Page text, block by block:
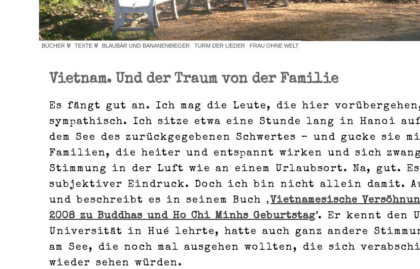
BÜCHER TEXTE BLAUBÄR UND BANANENBIEGER TURM DER LIEDER FRAU OHNE WELT
Vietnam. Und der Traum von der Familie
Es fängt gut an. Ich mag die Leute, die hier
sympathisch. Ich sitze etwa eine Stunde lang in Hanoi auf
dem See des zurückgegebenen Schwertes – und gucke sie
Familien, die heiter und entspannt wirken und sich
Stimmung in der Luft wie an einem Urlaubsort. Na,
subjektiver Eindruck. Doch ich bin nicht allein damit.
und beschreibt es in seinem Buch ‚Vietnamesische
2008 zu Buddhas und Ho Chi Minhs Geburtstag’. Er kennt den
Universität in Hué lehrte, hatte auch ganz andere
am See, die noch mal ausgehen wollten, die sich
wieder sehen würden.